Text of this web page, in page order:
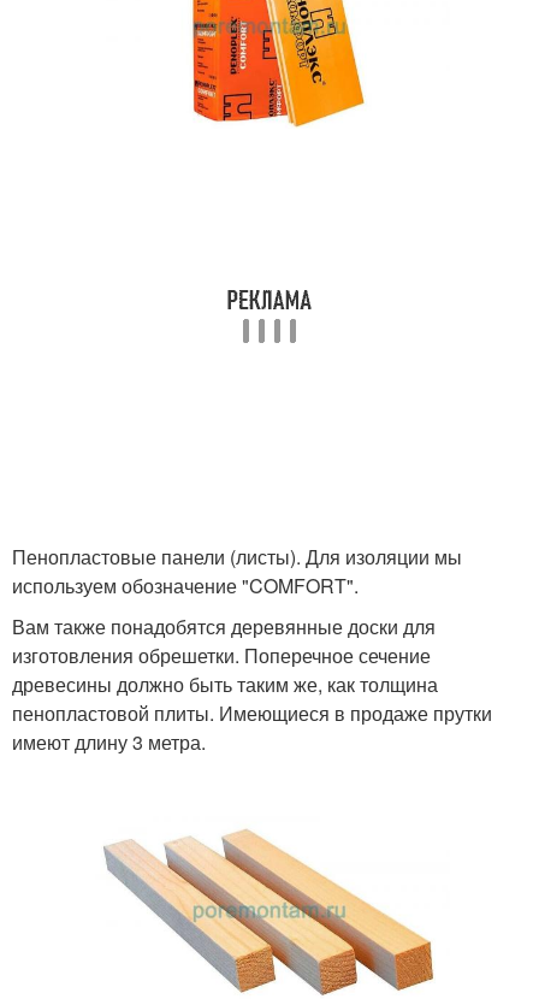
Пенопластовые панели (листы). Для изоляции мы
используем обозначение "COMFORT".
Вам также понадобятся деревянные доски для
изготовления обрешетки. Поперечное сечение
древесины должно быть таким же, как толщина
пенопластовой плиты. Имеющиеся в продаже прутки
имеют длину 3 метра.